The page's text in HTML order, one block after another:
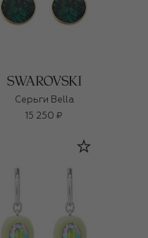
Серьги Bella
15 250 ₽